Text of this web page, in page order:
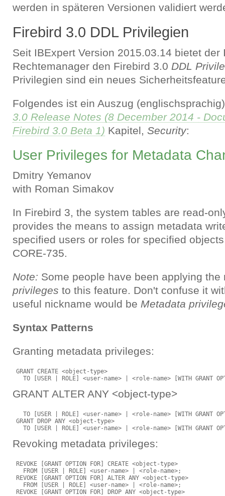
werden in späteren Versionen validiert
Firebird 3.0 DDL Privilegien
Seit IBExpert Version 2015.03.14 bietet der
Rechtemanager den Firebird 3.0 DDL
Privilegien sind ein neues
Folgendes ist ein Auszug
3.0 Release Notes (8 December 2014 -
Firebird 3.0 Beta 1) Kapitel, Security:
User Privileges for Metadata
Dmitry Yemanov
with Roman Simakov
In Firebird 3, the system tables are read-
provides the means to assign metadata
specified users or roles for specified
CORE-735.
Note: Some people have been applying
privileges to this feature. Don't confuse it
useful nickname would be Metadata
Syntax Patterns
Granting metadata privileges:
GRANT CREATE <object-type>
GRANT ALTER ANY <object-type>
TO [USER | ROLE] <user-name> | <role-name> [WITH GRANT
GRANT DROP ANY <object-type>
Revoking metadata privileges:
REVOKE [GRANT OPTION FOR] CREATE <object-type>
   FROM [USER | ROLE] <user-name> | <role-name>;
REVOKE [GRANT OPTION FOR] ALTER ANY <object-type>
   FROM [USER | ROLE] <user-name> | <role-name>;
REVOKE [GRANT OPTION FOR] DROP ANY <object-type>